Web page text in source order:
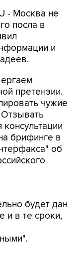
- Москва не
посла в
и
претензии.
чужие
брифинге в
об
будет дан
и в те сроки,